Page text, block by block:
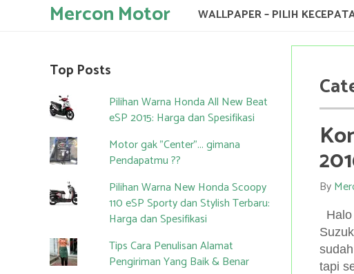
Mercon Motor WALLPAPER – PILIH
By
tapi
Top Posts
Pilihan Warna Honda All New Beat
eSP 2015: Harga dan Spesifikasi
Motor gak "Center"... gimana
Pendapatmu ??
Pilihan Warna New Honda Scoopy
110 eSP Sporty dan Stylish Terbaru:
Harga dan Spesifikasi
Tips Cara Penulisan Alamat
Pengiriman Yang Baik & Benar